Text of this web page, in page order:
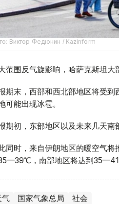
Виктор Федюнин / Kazinform
范围反气旋影响，哈萨克斯坦大
期末，西部和西北部地区将受到
可能出现冰雹。
期初，东部地区以及未来几天南
同时，来自伊朗地区的暖空气
，南部地区将达到
气 国家气象总局 社会